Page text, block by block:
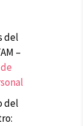
del
–
del